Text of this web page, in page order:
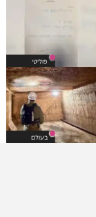
פוליטי
בעולם